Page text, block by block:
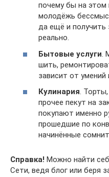
почему бы на этом
молодёжь
да ещё и получить
реально.
Бытовые услуги.
шить,
зависит от умений
Кулинария. Торты,
прочее пекут на
покупают именно
прошедшие по
начинённые
Справка! Можно найти
Сети, ведя блог или беря